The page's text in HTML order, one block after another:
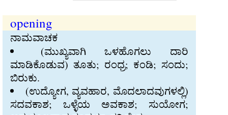
opening
ನಾಮವಾಚಕ
(ಮುಖ್ಯವಾಗಿ ಒಳಹೊಗಲು ದಾರಿ
ಮಾಡಿಕೊಡುವ) ತೂತು; ರಂಧ್ರ; ಕಂಡಿ; ಸಂದು;
ಬಿರುಕು.
(ಉದ್ಯೋಗ, ವ್ಯವಹಾರ, ಮೊದಲಾದವುಗಳಲ್ಲಿ)
ಸದವಕಾಶ; ಒಳ್ಳೆಯ ಅವಕಾಶ; ಸುಯೋಗ;